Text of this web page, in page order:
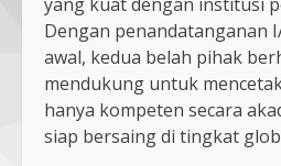
Dengan penandatanganan
awal, kedua belah pihak
mendukung untuk
hanya kompeten secara
siap bersaing di tingkat